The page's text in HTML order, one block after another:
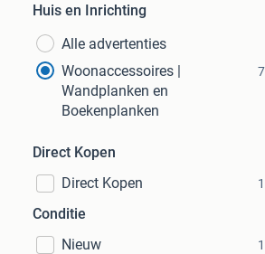
Huis en Inrichting
Alle advertenties
Woonaccessoires |
Wandplanken en
Boekenplanken
Direct Kopen
Direct Kopen
Conditie
Nieuw